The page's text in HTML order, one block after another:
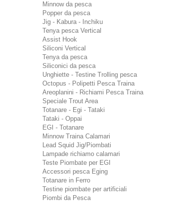
Minnow da pesca
Popper da pesca
Jig - Kabura - Inchiku
Tenya pesca Vertical
Assist Hook
Siliconi Vertical
Tenya da pesca
Siliconici da pesca
Unghiette - Testine Trolling pesca
Octopus - Polipetti Pesca Traina
Areoplanini - Richiami Pesca Traina
Speciale Trout Area
Totanare - Egi - Tataki
Tataki - Oppai
EGI - Totanare
Minnow Traina Calamari
Lead Squid Jig/Piombati
Lampade richiamo calamari
Teste Piombate per EGI
Accessori pesca Eging
Totanare in Ferro
Testine piombate per artificiali
Piombi da Pesca